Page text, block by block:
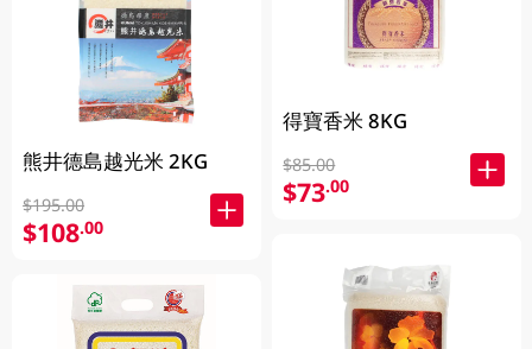
熊井德島越光米 2KG
$195.00
$108.00
得寶香米 8KG
$85.00
$73.00